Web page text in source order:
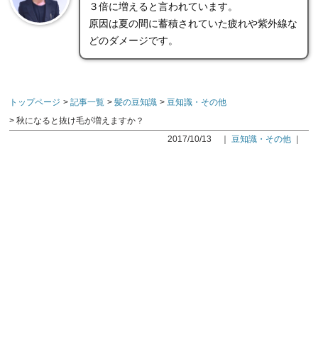
３倍に増えると言われています。
原因は夏の間に蓄積されていた疲れや紫外線な
どのダメージです。
トップページ 記事一覧 髪の豆知識
豆知識・その他
秋になると抜け毛が増えますか？
2017/10/13
｜ 豆知識・その他｜